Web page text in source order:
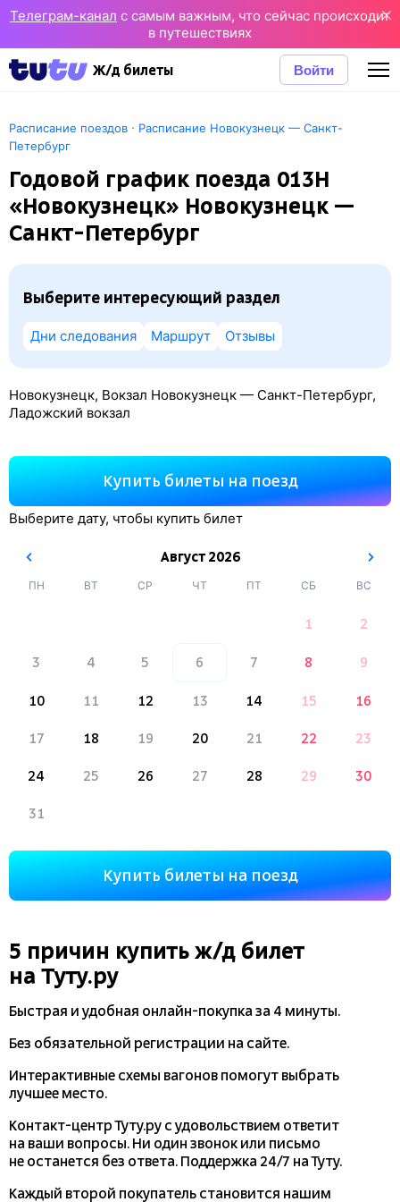
Телеграм-канал с самым важным, что сейчас происходит
в путешествиях
Ж/д билеты Войти
Расписание поездов · Расписание Новокузнецк — Санкт-
Петербург
Годовой график поезда 013Н
«Новокузнецк» Новокузнецк —
Санкт-Петербург
Выберите интересующий раздел
Дни следования Маршрут Отзывы
Новокузнецк, Вокзал Новокузнецк — Санкт-Петербург,
Ладожский вокзал
Купить билеты на поезд
Выберите дату, чтобы купить билет
Август2026
ПН ВТ СР ЧТ ПТ СБ ВС
1 2
3 4 5 6 7 8 9
10 11 12 13 14 15 16
17 18 19 20 21 22 23
24 25 26 27 28 29 30
31
Купить билеты на поезд
5 причин купить ж/д билет
на Туту.ру
Быстрая и удобная онлайн-покупказа 4 минуты.
Без обязательной регистрации на сайте.
Интерактивные схемы вагонов помогут выбрать
лучшее место.
Контакт-центр Туту.ру с удовольствием ответит
на ваши вопросы. Ни один звонок или письмо
не останется без ответа. Поддержка 24/7 на Туту.
Каждый второй покупатель становится нашим